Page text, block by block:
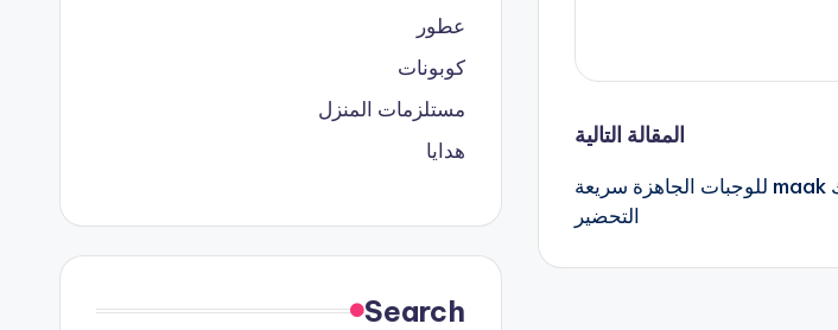
المقالة التالية
كود خصم معاك maak للوجبات الجاهزة سريعة
التحضير
عطور
كوبونات
مستلزمات المنزل
هدايا
Search